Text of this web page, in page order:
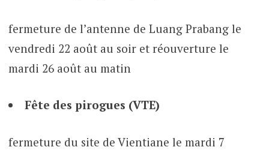
fermeture de l’antenne de Luang Prabang le
vendredi 22 août au soir et réouverture le
mardi 26 août au matin
Fête des pirogues (VTE)
fermeture du site de Vientiane le mardi 7